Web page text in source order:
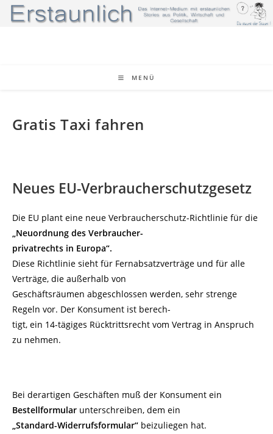
Zum
Inhalt
MENÜ
Gratis Taxi fahren
Neues EU-Verbraucherschutzgesetz
Die EU plant eine neue Verbraucherschutz-Richtlinie für die
„Neuordnung des Verbraucher-
privatrechts in Europa“.
Diese Richtlinie sieht für Fernabsatzverträge und für alle
Verträge, die außerhalb von
Geschäftsräumen abgeschlossen werden, sehr strenge
Regeln vor. Der Konsument ist berech-
tigt, ein 14-tägiges Rücktrittsrecht vom Vertrag in Anspruch
zu nehmen.
Bei derartigen Geschäften muß der Konsument ein
Bestellformular unterschreiben, dem ein
„Standard-Widerrufsformular“ beizuliegen hat.